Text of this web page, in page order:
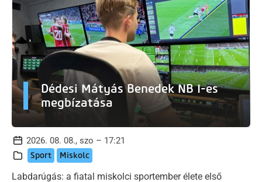
Dédesi Mátyás Benedek NB I-es
megbízatása
2026. 08. 08., szo – 17:21
Sport Miskolc
Labdarúgás: a fiatal miskolci sportember élete első